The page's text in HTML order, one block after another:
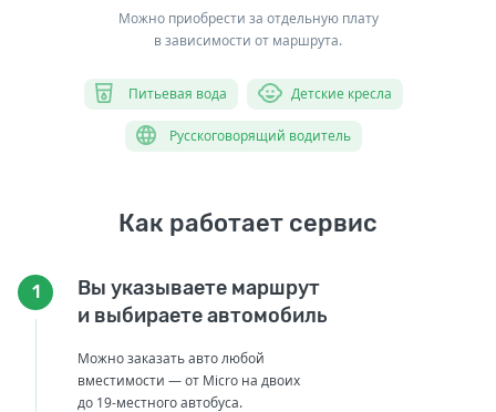
Можно приобрести за отдельную плату
в зависимости от маршрута.
Питьевая вода Детские кресла
Русскоговорящий водитель
Как работает сервис
1
Вы указываете маршрут
и выбираете автомобиль
Можно заказать авто любой
вместимости — от Micro на двоих
до 19-местного автобуса.